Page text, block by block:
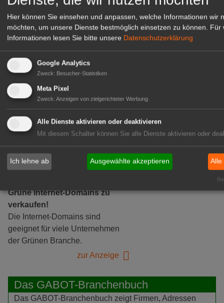
GABOT Marktplatz
Grüne Internet-Domains zu
verkaufen!
Die Internet-Domains sind
geeignet für viele Unternehmen
der Grünen Branche.
zur Anzeige
Das GABOT-Branchenbuch
Das GABOT-Branchenbuch zeigt Firmen, Adressen
Hier können Sie einsehen und anpassen, welche Informationen wir
möchten, um unsere Dienste bestmöglich einsetzen zu können. Für
Informationen lesen Sie bitte unsere Datenschutzerklärung
Google Analytics
Zweck: Besucher-Statistiken
Meta Pixel
Zweck: Anzeigen von zielgerichteter Werbung
Alle Dienste aktivieren oder deaktivieren
Mit diesem Schalter können Sie alle Dienste aktivieren oder
Ich lehne ab Ausgewählte akzeptieren Alle